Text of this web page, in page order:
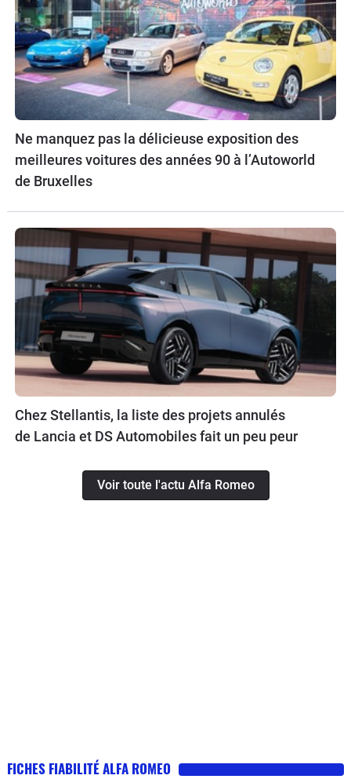
Ne manquez pas la délicieuse exposition des
meilleures voitures des années 90 à l’Autoworld
de Bruxelles
Chez Stellantis, la liste des projets annulés
de Lancia et DS Automobiles fait un peu peur
Voir toute l'actu Alfa Romeo
FICHES FIABILITÉ ALFA ROMEO